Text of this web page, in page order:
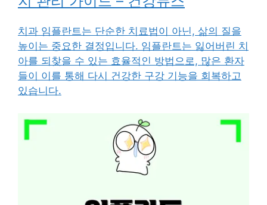
치과 임플란트는 단순한 치료법이 아닌, 삶의 질을
높이는 중요한 결정입니다. 임플란트는 잃어버린 치
아를 되찾을 수 있는 효율적인 방법으로, 많은 환자
들이 이를 통해 다시 건강한 구강 기능을 회복하고
있습니다.